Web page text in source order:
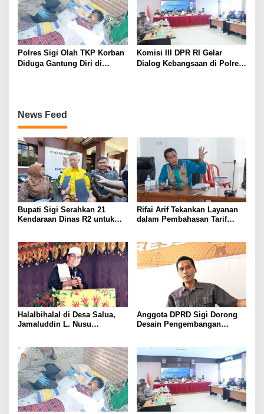
Polres Sigi Olah TKP Korban
Diduga Gantung Diri di
Komisi III DPR RI Gelar
Dialog Kebangsaan di Polres
News Feed
Bupati Sigi Serahkan 21
Kendaraan Dinas R2 untuk
Rifai Arif Tekankan Layanan
dalam Pembahasan Tarif
Halalbihalal di Desa Salua,
Jamaluddin L. Nusu
Anggota DPRD Sigi Dorong
Desain Pengembangan